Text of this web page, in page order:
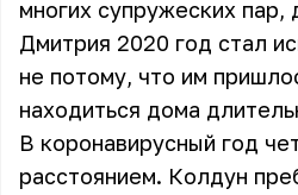
многих супружеских пар,
Дмитрия 2020 год стал
не потому, что им
находиться дома
В коронавирусный год
расстоянием. Колдун